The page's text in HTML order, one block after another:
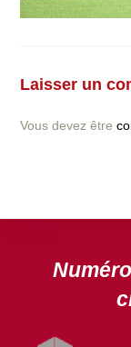
Laisser un
Vous devez être
N’hésitez pas à